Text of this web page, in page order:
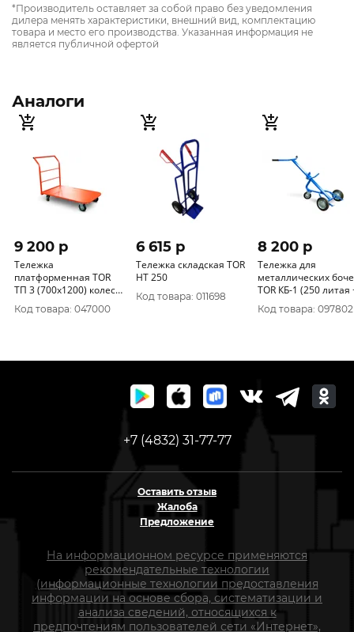
*Производитель оставляет за собой право без уведомления
дилера менять характеристики, внешний вид, комплектацию
товара и место его производства. Указанная информация не
является публичной офертой
Аналоги
9 200 p
Тележка
платформенная TOR
ТП 3 (700х1200) колеса
ф 160мм
Код товара: 047000
6 615 p
Тележка складская TOR
HT 250
Код товара: 011698
8 200 p
Тележка для
металлических
TOR КБ-1 (250 литая
160 поворотное)
Код товара: 097802
+7 (4832) 31-77-77
Оставить отзыв
Жалоба
Предложение
На информационном ресурсе применяются
рекомендательные технологии
(информационные технологии предоставления
информации на основе сбора, систематизации и
анализа сведений, относящихся к
предпочтениям пользователей сети «Интернет»,